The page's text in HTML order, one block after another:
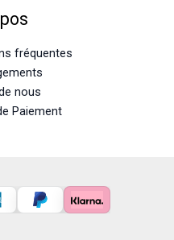
fréquentes
nous
Paiement